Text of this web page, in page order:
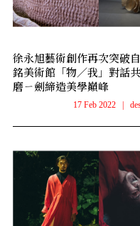
徐永旭藝術創作再次突破
銘美術館「物／我」對話
磨ㄧ劍締造美學巔峰
17 Feb 2022